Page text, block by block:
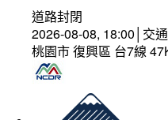
道路封閉
2026-08-08, 18:00│交
桃園市 復興區 台7線